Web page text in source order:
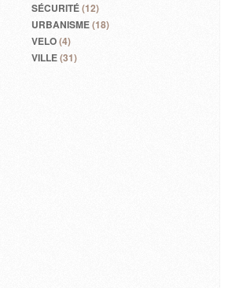
SÉCURITÉ(12)
URBANISME(18)
VELO(4)
VILLE(31)